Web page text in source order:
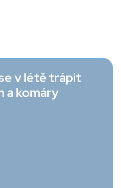
v létě trápit
a komáry